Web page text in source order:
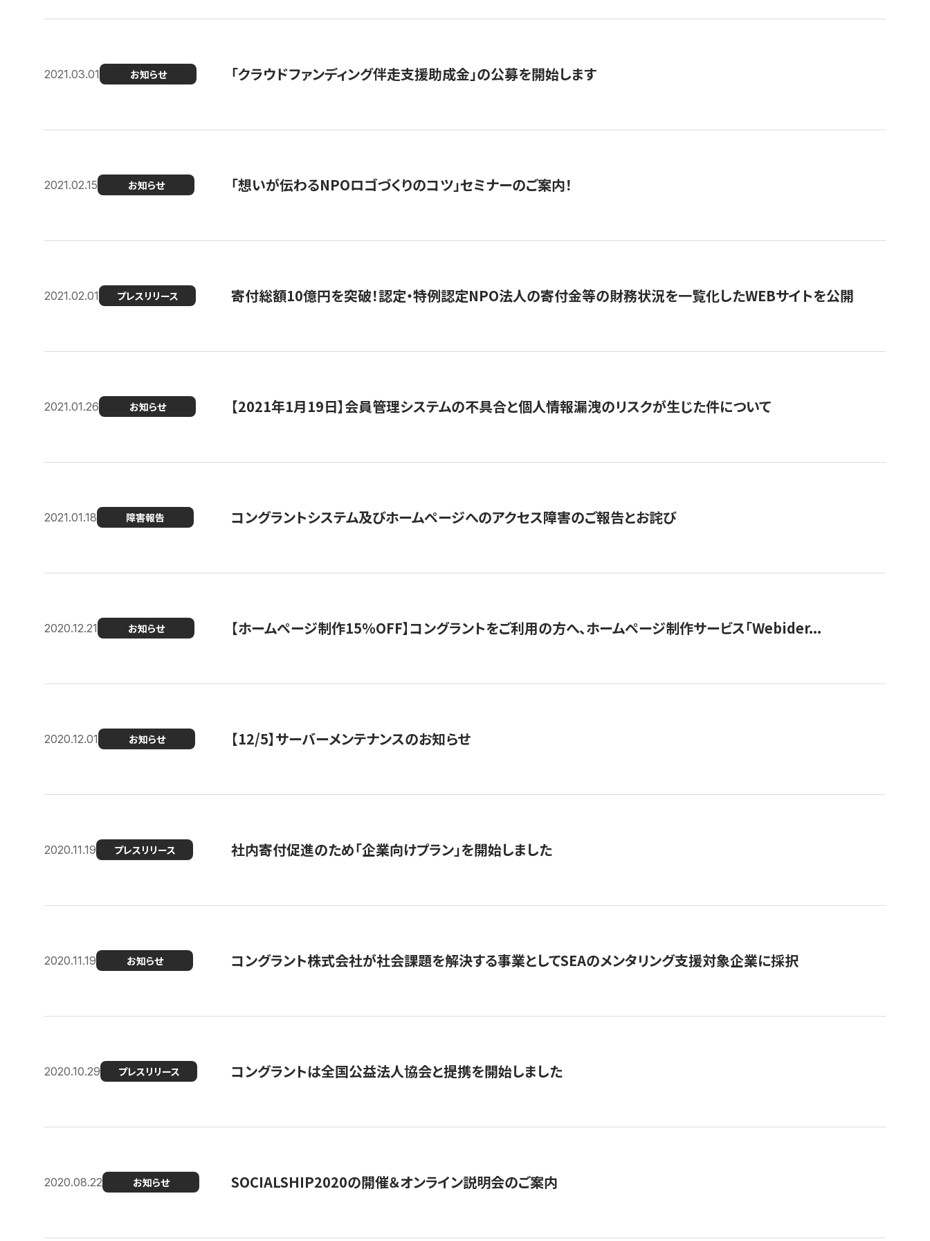
2021.03.01 お知らせ 「クラウドファンディング伴走支援助成金」の公募を開始します
2021.02.15 お知らせ 「想いが伝わるNPOロゴづくりのコツ」セミナーのご案内！
2021.02.01 プレスリリース 寄付総額10億円を突破！認定・特例認定NPO法人の寄付金等の財務状況を一覧化したWEBサイトを公開
2021.01.26 お知らせ 【2021年1月19日】会員管理システムの不具合と個人情報漏洩のリスクが生じた件について
2021.01.18 障害報告 コングラントシステム及びホームページへのアクセス障害のご報告とお詫び
2020.12.21 お知らせ 【ホームページ制作15％OFF】コングラントをご利用の方へ、ホームページ制作サービス「Webider...
2020.12.01 お知らせ 【12/5】サーバーメンテナンスのお知らせ
2020.11.19 プレスリリース 社内寄付促進のため「企業向けプラン」を開始しました
2020.11.19 お知らせ コングラント株式会社が社会課題を解決する事業としてSEAのメンタリング支援対象企業に採択
2020.10.29 プレスリリース コングラントは全国公益法人協会と提携を開始しました
2020.08.22 お知らせ SOCIALSHIP2020の開催＆オンライン説明会のご案内